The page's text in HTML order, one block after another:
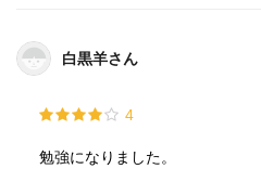
る状況）等が関わっているが
気候そのものが変わってきてい
よると、21世紀末には0.3～
果、熱帯の拡大、降水量の差
白黒羊さん
4
勉強になりました。